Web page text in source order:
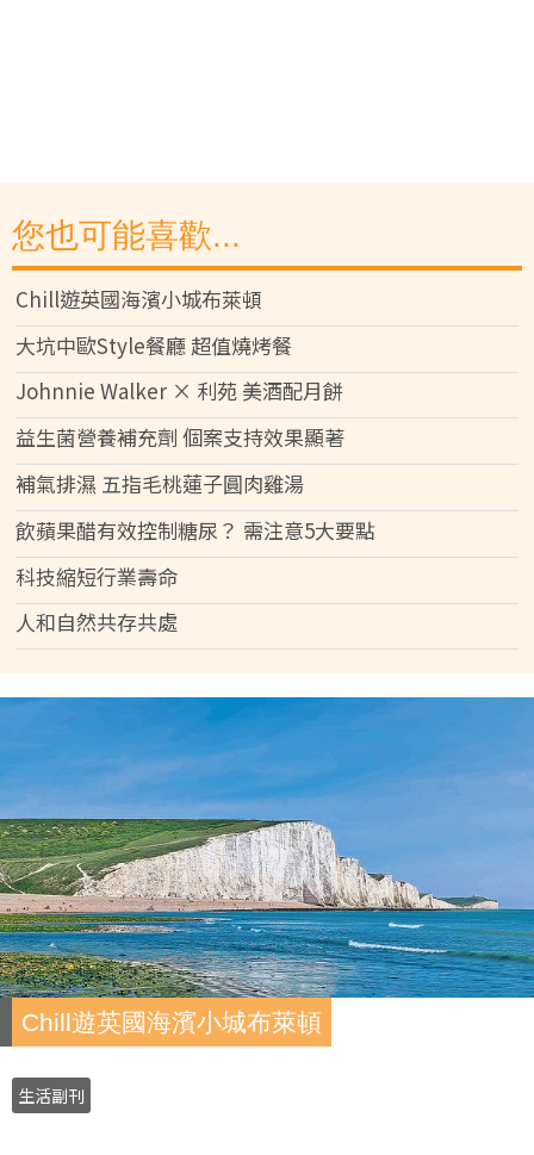
您也可能喜歡...
Chill遊英國海濱小城布萊頓
大坑中歐Style餐廳 超值燒烤餐
Johnnie Walker × 利苑 美酒配月餅
益生菌營養補充劑 個案支持效果顯著
補氣排濕 五指毛桃蓮子圓肉雞湯
飲蘋果醋有效控制糖尿？ 需注意5大要點
科技縮短行業壽命
人和自然共存共處
Chill遊英國海濱小城布萊頓
生活副刊